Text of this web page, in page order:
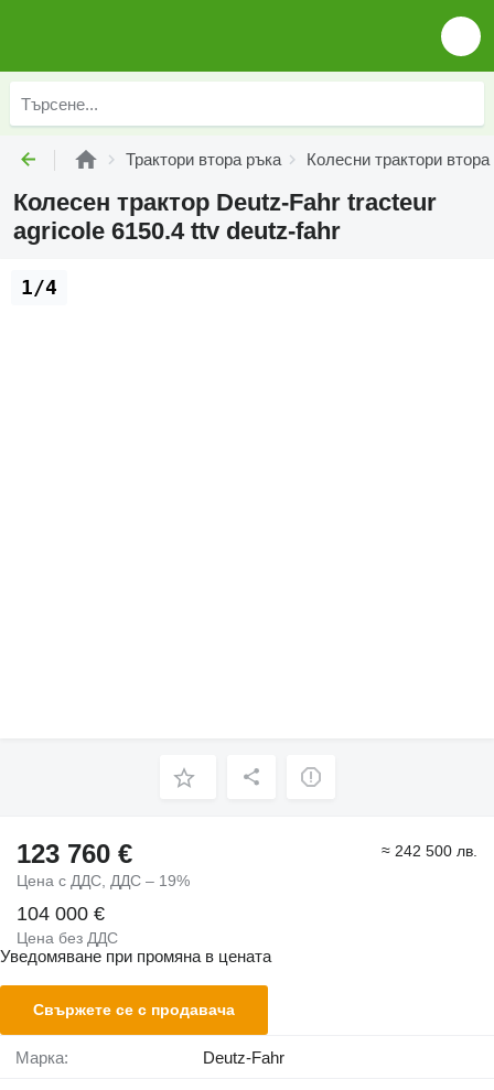
Трактори втора ръка Колесни трактори втора
Колесен трактор Deutz-Fahr tracteur
agricole 6150.4 ttv deutz-fahr
1/4
123 760 €
Цена с ДДС, ДДС – 19%
≈ 242 500 лв.
104 000 €
Цена без ДДС
Уведомяване при промяна в цената
Свържете се с продавача
Марка: Deutz-Fahr